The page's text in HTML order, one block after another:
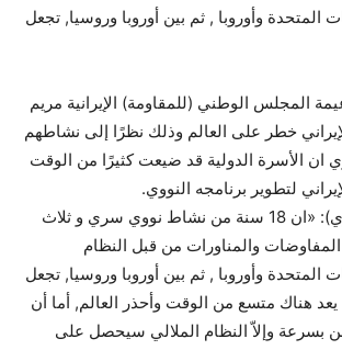
المتحدة وأوروبا , ثم بين أوروبا وروسيا, تجعل
المجلس الوطني (للمقاومة) الإيرانية مريم
خطر على العالم وذلك نظرًا إلى نشاطهم
ان الأسرة الدولية قد ضيعت كثيرًا من الوقت
لتطوير برنامجه النووي.
(صوت السيدة رجوي): «ان 18 سنة من نشاط نووي سري و ثلاث
والمناورات من قبل النظام
المتحدة وأوروبا , ثم بين أوروبا وروسيا, تجعل
هناك متسع من الوقت وأحذر العالم, أما أن
بسرعة وإلاّ النظام الملالي سيحصل على